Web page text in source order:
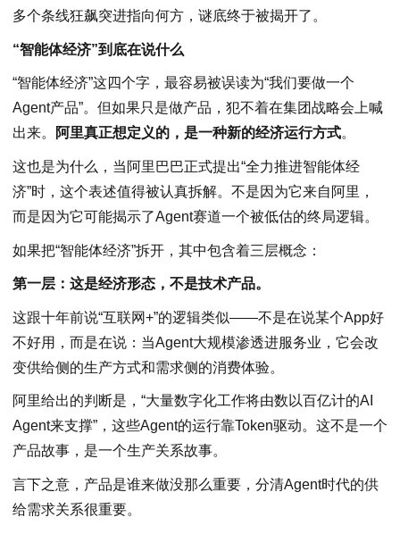
多个条线狂飙突进指向何方，谜底终于被揭开了。
“智能体经济”到底在说什么
“智能体经济”这四个字，最容易被误读为“我们要做一个
Agent产品”。但如果只是做产品，犯不着在集团战略会上喊
出来。
阿里真正想定义的，是一种新的经济运行方式。
这也是为什么，当阿里巴巴正式提出“全力推进智能体经
济”时，这个表述值得被认真拆解。不是因为它来自阿里，
而是因为它可能揭示了Agent赛道一个被低估的终局逻辑。
如果把“智能体经济”拆开，其中包含着三层概念：
第一层 ：这是经济形态，不是技术产品。
这跟十年前说“互联网+”的逻辑类似——不是在说某个App好
不好用，而是在说：当Agent大规模渗透进服务业，它会改
变供给侧的生产方式和需求侧的消费体验。
阿里给出的判断是，“大量数字化工作将由数以百亿计的AI
Agent来支撑”，这些Agent的运行靠Token驱动。这不是一个
产品故事，是一个生产关系故事。
言下之意，产品是谁来做没那么重要，分清Agent时代的供
给需求关系很重要。